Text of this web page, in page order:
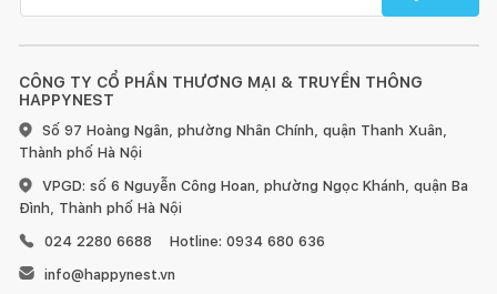
CÔNG TY CỔ PHẦN THƯƠNG MẠI & TRUYỀN THÔNG
HAPPYNEST
Số 97 Hoàng Ngân, phường Nhân Chính, quận Thanh Xuân,
Thành phố Hà Nội
VPGD: số 6 Nguyễn Công Hoan, phường Ngọc Khánh, quận Ba
Đình, Thành phố Hà Nội
024 2280 6688
Hotline: 0934 680 636
info@happynest.vn